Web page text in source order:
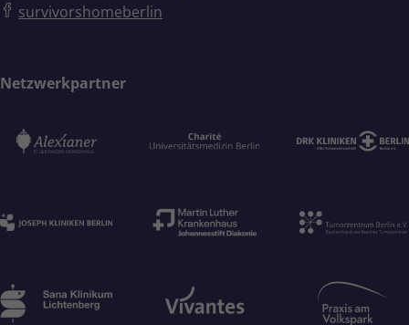
survivorshomeberlin
Netzwerkpartner